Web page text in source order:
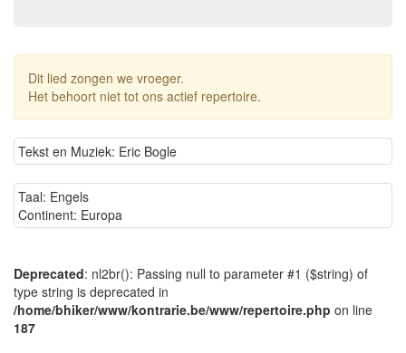
Dit lied zongen we vroeger.
Het behoort niet tot ons actief repertoire.
Tekst en Muziek: Eric Bogle
Taal: Engels
Continent: Europa
Deprecated: nl2br(): Passing null to parameter #1 ($string) of
type string is deprecated in
/home/bhiker/www/kontrarie.be/www/repertoire.php on line
187